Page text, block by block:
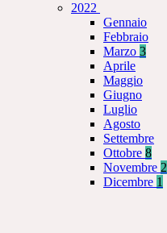
2022
Gennaio
Febbraio
Marzo 3
Aprile
Maggio
Giugno
Luglio
Agosto
Settembre
Ottobre 8
Novembre 2
Dicembre 1